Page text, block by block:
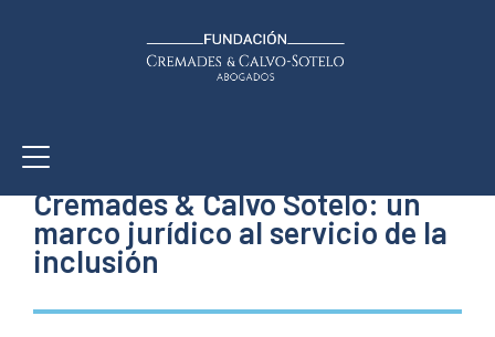
AIDMER y la Fundación
Cremades & Calvo Sotelo: un
marco jurídico al servicio de la
inclusión